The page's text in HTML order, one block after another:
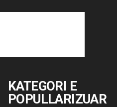
KATEGORI E
POPULLARIZUAR